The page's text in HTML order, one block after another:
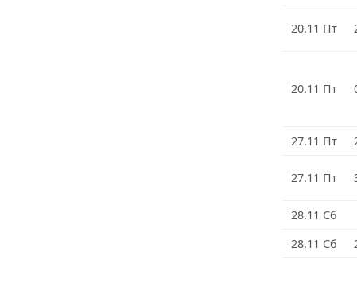
20.11 Пт
20.11 Пт
27.11 Пт
27.11 Пт
28.11 Сб
28.11 Сб